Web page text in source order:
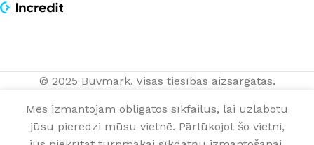
© 2025 Buvmark. Visas tiesības aizsargātas.
Mēs izmantojam obligātos sīkfailus, lai uzlabotu
jūsu pieredzi mūsu vietnē. Pārlūkojot šo vietni,
komplekts
688,00€
516,00€
kompl.
NOPIRKT